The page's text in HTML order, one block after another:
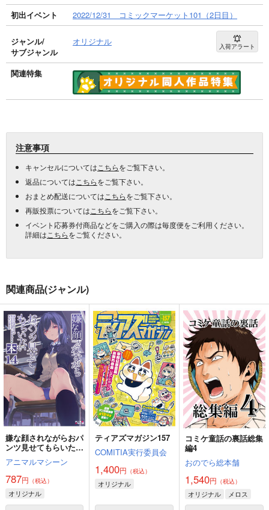
初出イベント
2022/12/31 コミックマーケット101（2日目）
ジャンル/
サブジャンル
オリジナル 入荷アラート
関連特集
注意事項
キャンセルについては こちらをご覧下さい。
返品については こちらをご覧下さい。
おまとめ配送については こちらをご覧下さい。
再販投票については こちらをご覧下さい。
イベント応募券付商品などをご購入の際は毎度便をご利用ください。
詳細は こちらをご覧ください。
関連商品(ジャンル)
嫌な顔されながらおパ
ンツ見せてもらいたい
本14
アニマルマシーン
787円 （税込）
オリジナル
ティアズマガジン157
COMITIA実行委員会
1,400円 （税込）
オリジナル
コミケ童話の裏話総集
編4
おのでら総本舗
1,540円 （税込）
オリジナル メロス